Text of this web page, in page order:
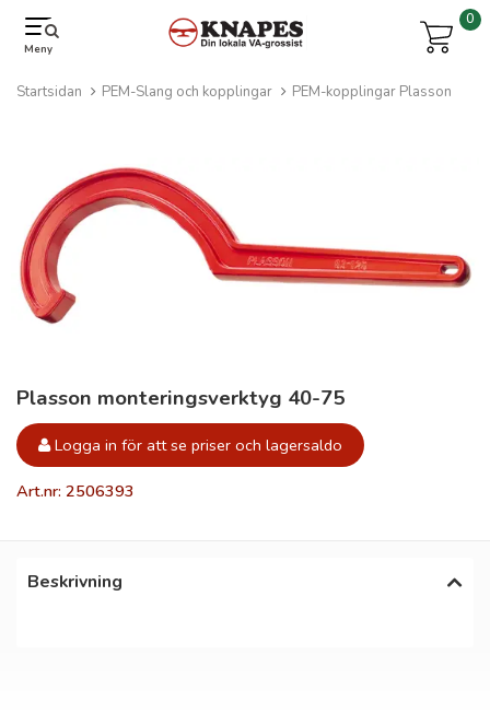
Meny
0
Startsidan PEM-Slang och kopplingar PEM-kopplingar Plasson
Plasson monteringsverktyg 40-75
Logga in för att se priser och lagersaldo
Art.nr: 2506393
Beskrivning